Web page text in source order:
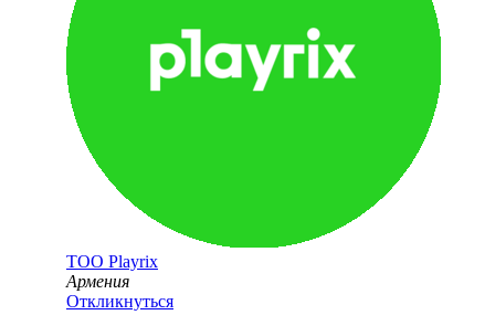
ТОО Playrix
Армения
Откликнуться